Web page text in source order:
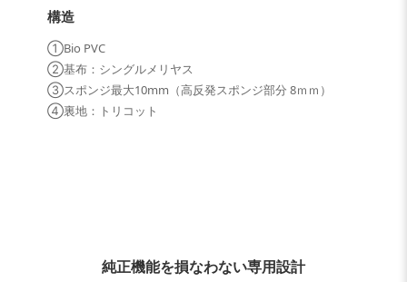
構造
①Bio PVC
②基布：シングルメリヤス
③スポンジ最大10mm（高反発スポンジ部分 8ｍｍ）
④裏地：トリコット
純正機能を損なわない専用設計